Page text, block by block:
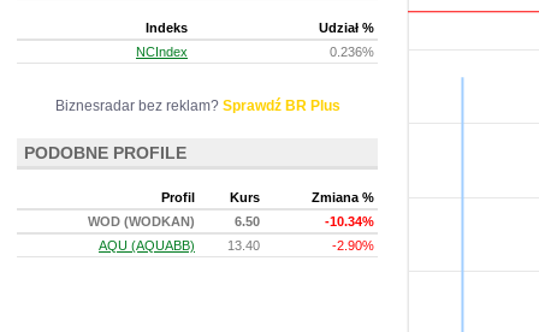
Indeks
Udział %
NCIndex
0.236%
Biznesradar bez reklam? Sprawdź BR Plus
PODOBNE PROFILE
Profil Kurs
Zmiana %
WOD (WODKAN)
6.50
-10.34%
AQU (AQUABB)
13.40 -2.90%